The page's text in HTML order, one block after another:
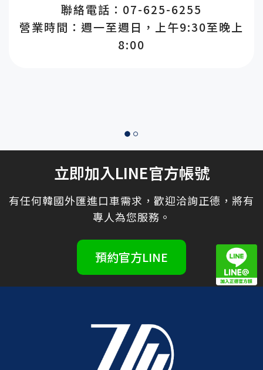
聯絡電話：07-625-6255
營業時間：週一至週日，上午9:30至晚上
8:00
立即加入LINE官方帳號
有任何韓國外匯進口車需求，歡迎洽詢正德，將有
專人為您服務。
預約官方LINE